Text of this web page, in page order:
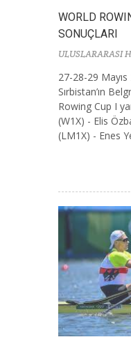
WORLD
SONUÇLARI
ULUSLARARASI
27-28-29
Sırbistan’ın
Rowing Cup I
(W1X) - Elis
(LM1X) - Enes